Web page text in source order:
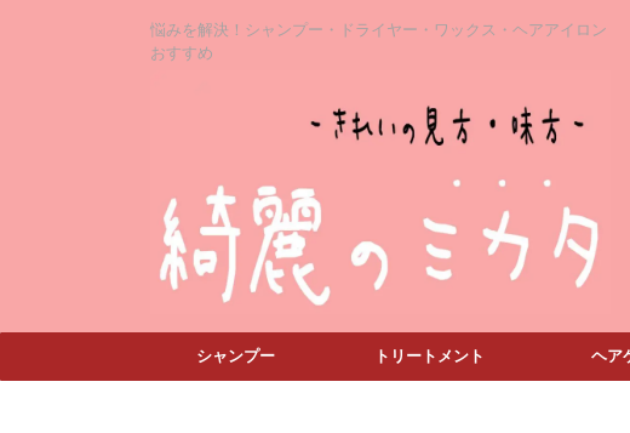
悩みを解決！シャンプー・ドライヤー・ワックス・ヘアアイロン
おすすめ
シャンプー トリートメント ヘア